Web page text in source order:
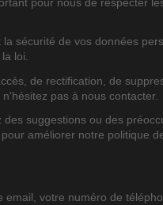
TOP AUTEURS
sécurité de vos données
loi.
de rectification, de
pas à nous contacter.
suggestions ou des
améliorer notre politique
votre numéro de